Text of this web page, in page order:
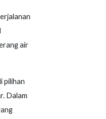
air
pilihan
Dalam